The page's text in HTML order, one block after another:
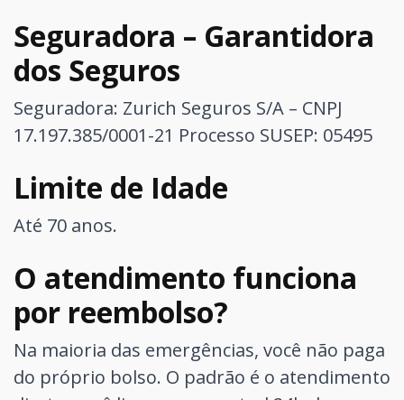
Seguradora – Garantidora
dos Seguros
Seguradora: Zurich Seguros S/A – CNPJ
17.197.385/0001-21 Processo SUSEP: 05495
Limite de Idade
Até 70 anos.
O atendimento funciona
por reembolso?
Na maioria das emergências, você não paga
do próprio bolso. O padrão é o atendimento